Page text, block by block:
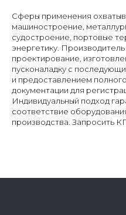
Сферы применения
машиностроение,
судостроение, портовые
энергетику.
проектирование,
пусконаладку с
и предоставлением
документации для
Индивидуальный подход
соответствие
производства. Запросить